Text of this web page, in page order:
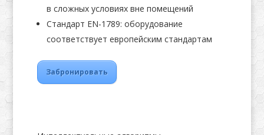
в сложных условиях вне помещений
Стандарт EN-1789: оборудование
соответствует европейским стандартам
Забронировать